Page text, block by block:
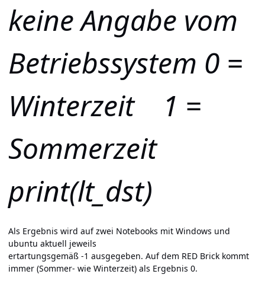
keine Angabe vom
Betriebssystem 0 =
Winterzeit 1 =
Sommerzeit
print(lt_dst)
Als Ergebnis wird auf zwei Notebooks mit Windows und
ubuntu aktuell jeweils
ertartungsgemäß -1 ausgegeben. Auf dem RED Brick kommt
immer (Sommer- wie Winterzeit) als Ergebnis 0.